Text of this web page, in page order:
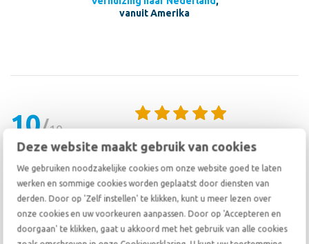
Deze website maakt gebruik van cookies
We gebruiken noodzakelijke cookies om onze website goed te laten
werken en sommige cookies worden geplaatst door diensten van
derden. Door op 'Zelf instellen' te klikken, kunt u meer lezen over
onze cookies en uw voorkeuren aanpassen. Door op 'Accepteren en
doorgaan' te klikken, gaat u akkoord met het gebruik van alle cookies
vanuit Amerika
10 10
De verhuizing verliep van begin tot eind uitstekend. Iedereen was
professioneel, stipt en zeer efficiënt. Het was fijn dat ze het bed en de
eettafel in elkaar hebben gezet, iets wat aan het eind van een drukke
dag vaak lastig is. Er is nauwelijks schade en alles is in perfecte staat.
Vijf sterren, zonder twijfel.